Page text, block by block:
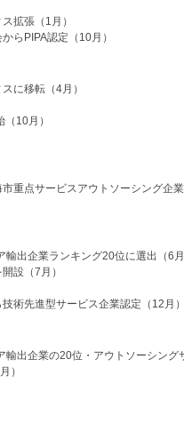
拡張（1月）
らPIPA認定（10月）
に移転（4月）
10月）
重点サービスアウトソーシング企
輸出企業ランキング20位に選出（6
設（7月）
術先進型サービス企業認定（12月
輸出企業の20位・アウトソーシング
）